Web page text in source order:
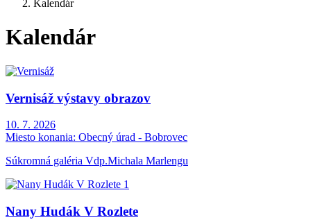
Kalendár
Kalendár
Vernisáž výstavy obrazov
10. 7. 2026
Miesto konania: Obecný úrad - Bobrovec
Súkromná galéria Vdp.Michala Marlengu
Nany Hudák V Rozlete